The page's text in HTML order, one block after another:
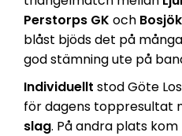
Perstorps GK och
blåst bjöds det på
god stämning ute på
Individuellt stod Göte
för dagens toppresultat
slag. På andra plats kom